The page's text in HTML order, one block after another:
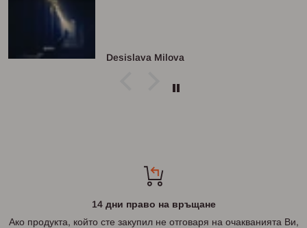
Desislava Milova
14 дни право на връщане
Ако продукта, който сте закупил не отговаря на очакванията Ви,